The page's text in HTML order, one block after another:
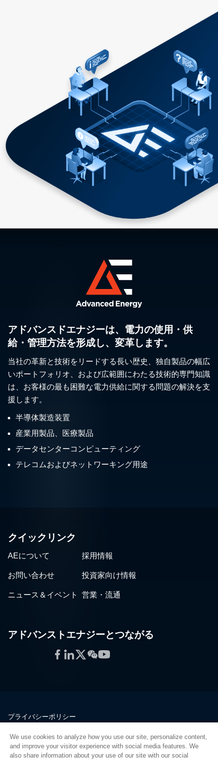
アドバンスドエナジーは、電力の使用・供
給・管理方法を形成し、変革します。
当社の革新と技術をリードする長い歴史、独自製品の幅広
いポートフォリオ、および広範囲にわたる技術的専門知識
は、お客様の最も困難な電力供給に関する問題の解決を支
援します。
半導体製造装置
産業用製品、医療製品
データセンターコンピューティング
テレコムおよびネットワーキング用途
クイックリンク
AEについて 採用情報
お問い合わせ 投資家向け情報
ニュース＆イベント 営業・流通
アドバンストエナジーとつながる
Facebook
LinkedIn
Twitter
WeChat
YouTube
プライバシーポリシー
品質
サイトマップ
We use cookies to analyze how you use our site, personalize content,
and improve your visitor experience with social media features. We
also share information about your use of our site with our social